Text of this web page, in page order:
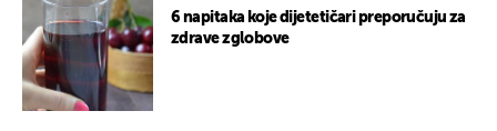
6 napitaka koje dijetetičari preporučuju za
zdrave zglobove